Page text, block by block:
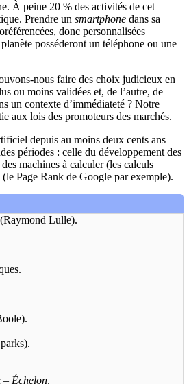
À peine 20 % des activités de cet
Prendre un smartphone dans sa
donc personnalisées
posséderont un téléphone ou une
nous faire des choix judicieux en
ou moins validées et, de l’autre, de
un contexte d’immédiateté ? Notre
aux lois des promoteurs des marchés.
depuis au moins deux cents ans
périodes : celle du développement des
machines à calculer (les calculs
Page Rank de Google par exemple).
Lulle).
– Échelon.